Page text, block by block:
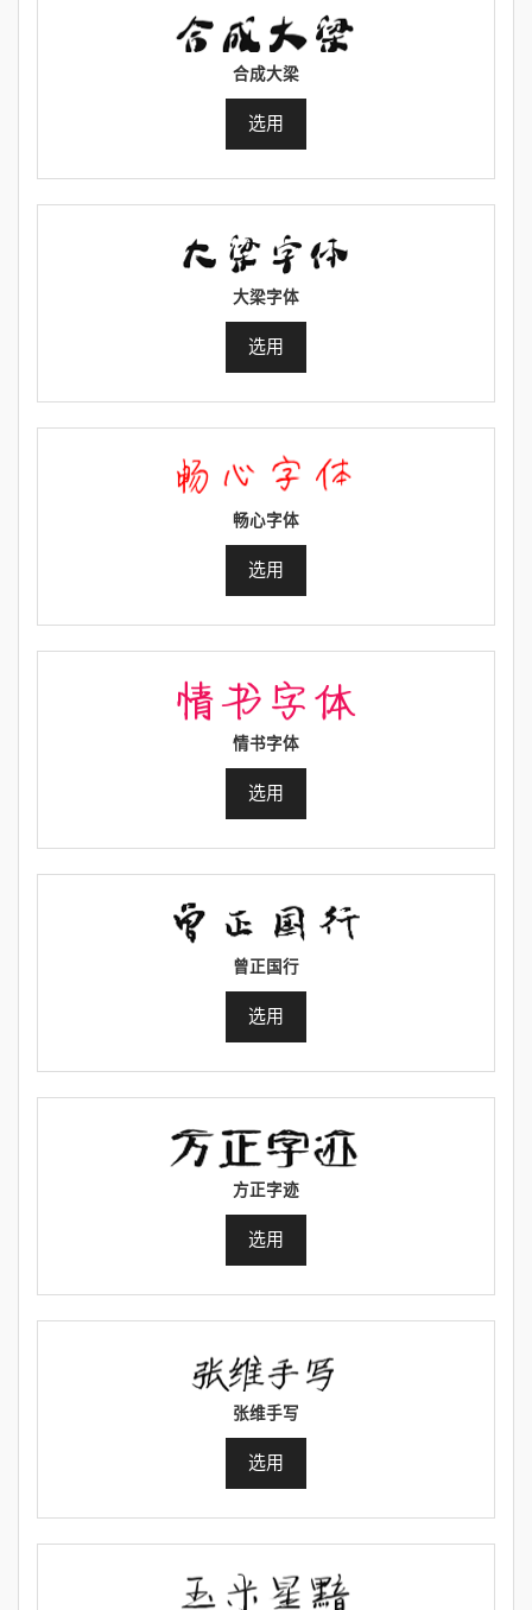
合成大梁
选用
大梁字体
选用
畅心字体
选用
情书字体
选用
曾正国行
选用
方正字迹
选用
张维手写
选用